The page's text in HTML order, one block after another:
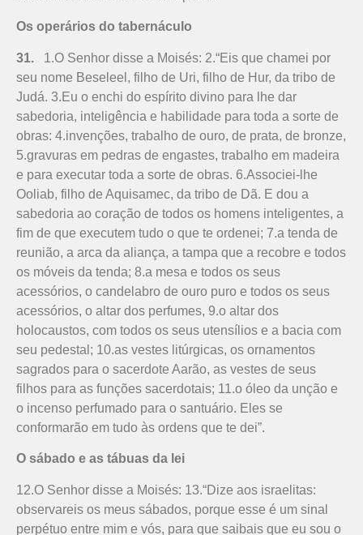
Os operários do tabernáculo
31. 1.O Senhor disse a Moisés: 2.“Eis que chamei por
seu nome Bese­leel, filho de Uri, filho de Hur, da tribo de
Judá. 3.Eu o enchi do espírito divino para lhe dar
sabedoria, inteligência e habilidade para toda a sorte de
obras: 4.invenções, trabalho de ouro, de prata, de bronze,
5.gravuras em pedras de engastes, trabalho em madeira
e para executar toda a sorte de obras. 6.Associei-lhe
Ooliab, filho de Aquisamec, da tribo de Dã. E dou a
sabedoria ao coração de todos os homens inteligentes, a
fim de que executem tudo o que te ordenei; 7.a tenda de
reunião, a arca da aliança, a tampa que a recobre e todos
os móveis da tenda; 8.a mesa e todos os seus
acessórios, o candelabro de ouro puro e todos os seus
acessórios,­ o altar dos perfumes, 9.o altar dos
holocaustos, com todos os seus utensílios e a bacia com
seu pedestal; 10.as vestes litúrgicas, os ornamentos
sagrados para o sacerdote Aarão, as vestes de seus
filhos para as funções sacerdotais; 11.o óleo da unção e
o incenso perfumado para o santuário. Eles se
conformarão em tudo às ordens que te dei”.
O sábado e as tábuas da lei
12.O Senhor disse a Moisés: 13.“Dize aos israelitas:
observareis os meus sábados, porque esse é um sinal
perpétuo entre mim e vós, para que saibais que eu sou o